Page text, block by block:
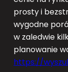
prosty i
wygodne
w zaledwie
planowanie
https://